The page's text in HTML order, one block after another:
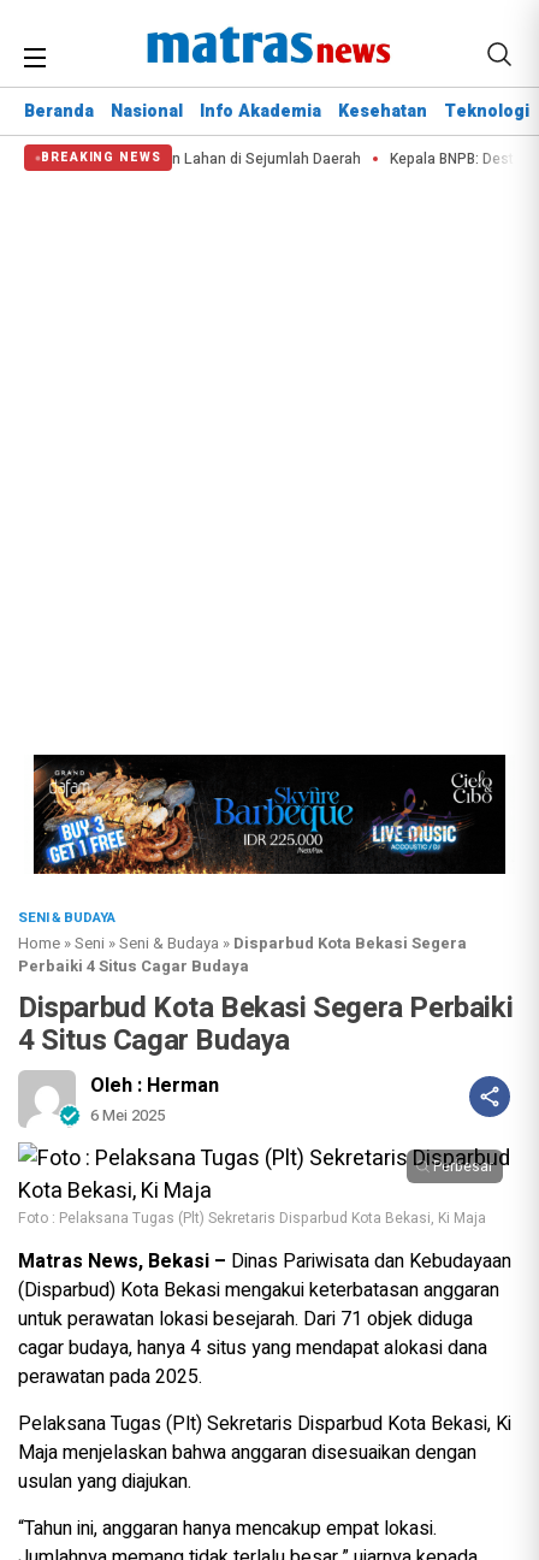
Beranda Nasional Info Akademia Kesehatan Teknologi
BREAKING NEWS
Air dan Kebakaran Lahan di Sejumlah Daerah Kepala BNPB: Destana
SENI & BUDAYA
Home »Seni »Seni & Budaya » Disparbud Kota Bekasi Segera
Perbaiki 4 Situs Cagar Budaya
Disparbud Kota Bekasi Segera Perbaiki
4 Situs Cagar Budaya
Oleh : Herman
6 Mei 2025
Perbesar
Foto : Pelaksana Tugas (Plt) Sekretaris Disparbud Kota Bekasi, Ki Maja
Matras News, Bekasi – Dinas Pariwisata dan Kebudayaan
(Disparbud) Kota Bekasi mengakui keterbatasan anggaran
untuk perawatan lokasi besejarah. Dari 71 objek diduga
cagar budaya, hanya 4 situs yang mendapat alokasi dana
perawatan pada 2025.
Pelaksana Tugas (Plt) Sekretaris Disparbud Kota Bekasi, Ki
Maja menjelaskan bahwa anggaran disesuaikan dengan
usulan yang diajukan.
“Tahun ini, anggaran hanya mencakup empat lokasi.